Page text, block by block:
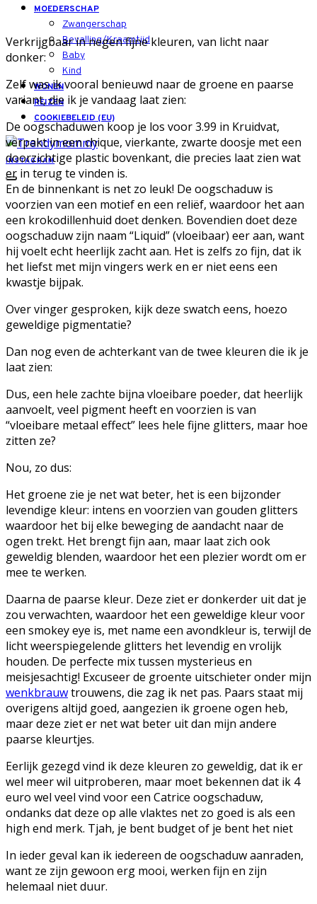
MOEDERSCHAP
Zwangerschap
Bevalling/Kraamtijd
Baby
Kind
WONEN
REIZEN
COOKIEBELEID (EU)
INSTAGRAM
Verkrijgbaar in negen fijne kleuren, van licht naar
donker:
Zelf was ik vooral benieuwd naar de groene en paarse
variant, die ik je vandaag laat zien:
De oogschaduwen koop je los voor 3.99 in Kruidvat,
verpakt in een chique, vierkante, zwarte doosje met een
doorzichtige plastic bovenkant, die precies laat zien wat
er in terug te vinden is.
En de binnenkant is net zo leuk! De oogschaduw is
voorzien van een motief en een reliëf, waardoor het aan
een krokodillenhuid doet denken. Bovendien doet deze
oogschaduw zijn naam “Liquid” (vloeibaar) eer aan, want
hij voelt echt heerlijk zacht aan. Het is zelfs zo fijn, dat ik
het liefst met mijn vingers werk en er niet eens een
kwastje bijpak.
Over vinger gesproken, kijk deze swatch eens, hoezo
geweldige pigmentatie?
Dan nog even de achterkant van de twee kleuren die ik je
laat zien:
Dus, een hele zachte bijna vloeibare poeder, dat heerlijk
aanvoelt, veel pigment heeft en voorzien is van
“vloeibare metaal effect” lees hele fijne glitters, maar hoe
zitten ze?
Nou, zo dus:
Het groene zie je net wat beter, het is een bijzonder
levendige kleur: intens en voorzien van gouden glitters
waardoor het bij elke beweging de aandacht naar de
ogen trekt. Het brengt fijn aan, maar laat zich ook
geweldig blenden, waardoor het een plezier wordt om er
mee te werken.
Daarna de paarse kleur. Deze ziet er donkerder uit dat je
zou verwachten, waardoor het een geweldige kleur voor
een smokey eye is, met name een avondkleur is, terwijl de
licht weerspiegelende glitters het levendig en vrolijk
houden. De perfecte mix tussen mysterieus en
meisjesachtig! Excuseer de groente uitschieter onder mijn
wenkbrauwtrouwens, die zag ik net pas. Paars staat mij
overigens altijd goed, aangezien ik groene ogen heb,
maar deze ziet er net wat beter uit dan mijn andere
paarse kleurtjes.
Eerlijk gezegd vind ik deze kleuren zo geweldig, dat ik er
wel meer wil uitproberen, maar moet bekennen dat ik 4
euro wel veel vind voor een Catrice oogschaduw,
ondanks dat deze op alle vlaktes net zo goed is als een
high end merk. Tjah, je bent budget of je bent het niet
In ieder geval kan ik iedereen de oogschaduw aanraden,
want ze zijn gewoon erg mooi, werken fijn en zijn
helemaal niet duur.